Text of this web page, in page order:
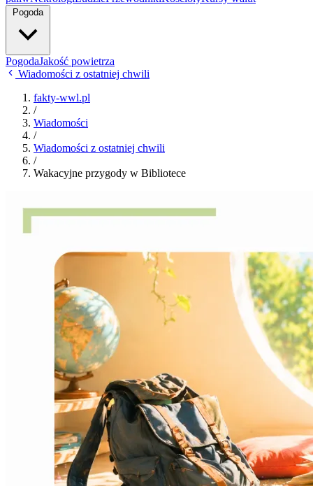
Pogoda
PogodaJakość powietrza
Wiadomości z ostatniej chwili
fakty-wwl.pl
/
Wiadomości
/
Wiadomości z ostatniej chwili
/
Wakacyjne przygody w Bibliotece